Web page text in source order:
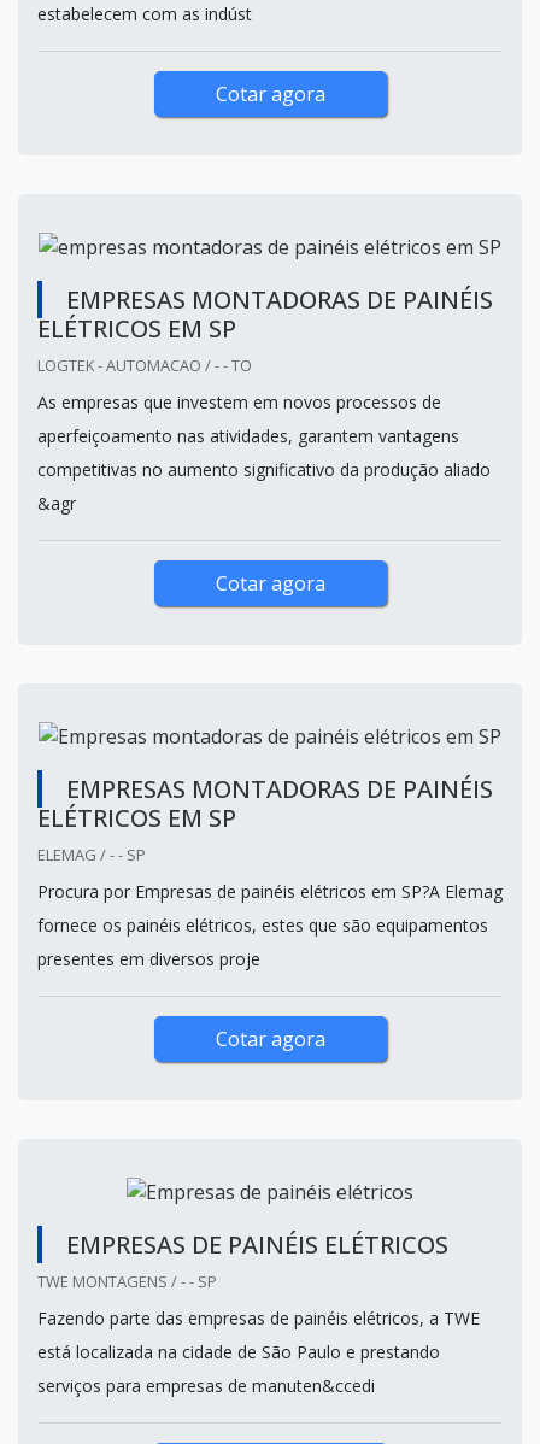
estabelecem com as indúst
Cotar agora
EMPRESAS MONTADORAS DE PAINÉIS
ELÉTRICOS EM SP
LOGTEK - AUTOMACAO / - - TO
As empresas que investem em novos processos de
aperfeiçoamento nas atividades, garantem vantagens
competitivas no aumento significativo da produção aliado
&agr
Cotar agora
EMPRESAS MONTADORAS DE PAINÉIS
ELÉTRICOS EM SP
ELEMAG / - - SP
Procura por Empresas de painéis elétricos em SP?A Elemag
fornece os painéis elétricos, estes que são equipamentos
presentes em diversos proje
Cotar agora
EMPRESAS DE PAINÉIS ELÉTRICOS
TWE MONTAGENS / - - SP
Fazendo parte das empresas de painéis elétricos, a TWE
está localizada na cidade de São Paulo e prestando
serviços para empresas de manuten&ccedi